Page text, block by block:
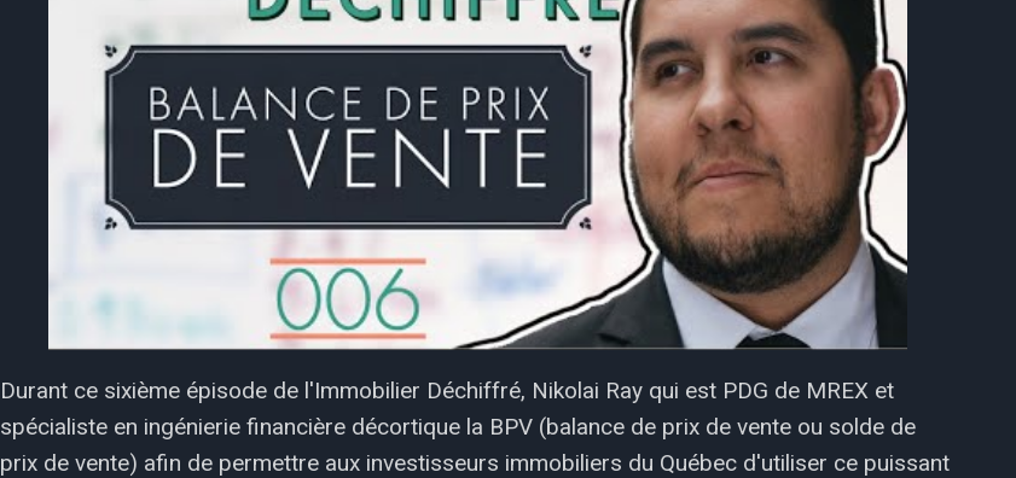
Durant ce sixième épisode de l'Immobilier Déchiffré, Nikolai Ray qui est PDG de MREX et
spécialiste en ingénierie financière décortique la BPV (balance de prix de vente ou solde de
prix de vente) afin de permettre aux investisseurs immobiliers du Québec d'utiliser ce puissant